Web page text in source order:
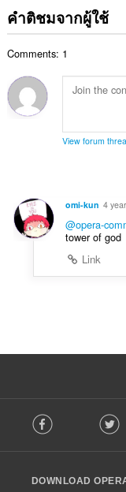
:
คำติชมจากผู้ใช้
Comments: 1
View forum
omi-kun 4
@opera-
tower of god
Link
o
w
Facebook
DOWNLOAD